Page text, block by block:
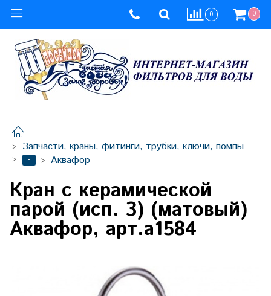
0 0
Запчасти, краны, фитинги, трубки, ключи, помпы
-
Аквафор
Кран с керамической
парой (исп. 3) (матовый)
Аквафор, арт.а1584